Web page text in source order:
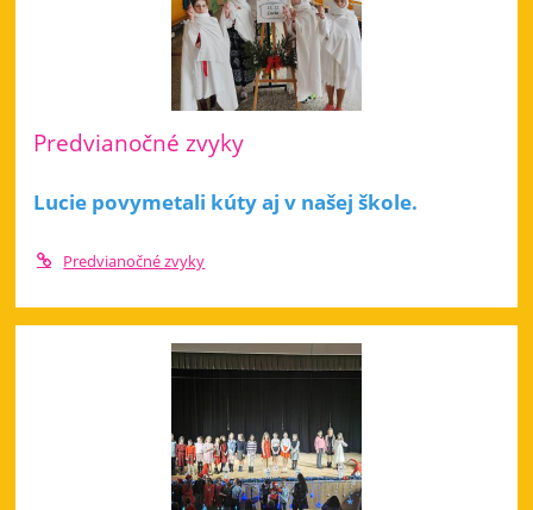
Predvianočné zvyky
Lucie povymetali kúty aj v našej škole.
Predvianočné zvyky